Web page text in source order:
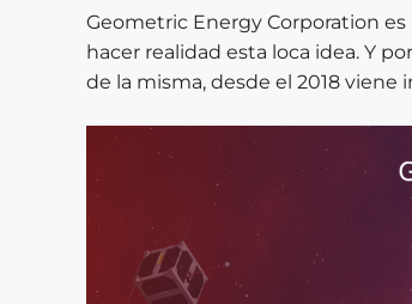
Geometric Energy Corporation es
hacer realidad esta loca idea. Y
de la misma, desde el 2018 viene